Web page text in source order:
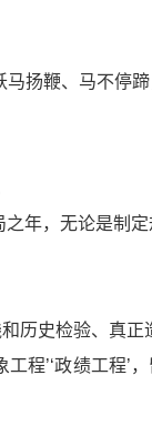
扬鞭、马不停
之年，无论是制
历史检验、真正
程’‘政绩工程’